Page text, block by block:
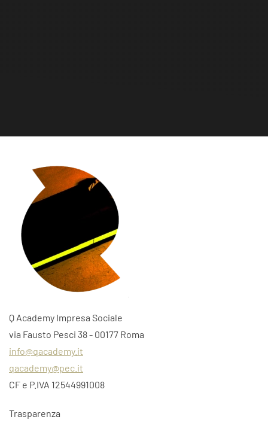
Q Academy Impresa Sociale
via Fausto Pesci 38 - 00177 Roma
info@qacademy.it
qacademy@pec.it
CF e P.IVA 12544991008
Trasparenza